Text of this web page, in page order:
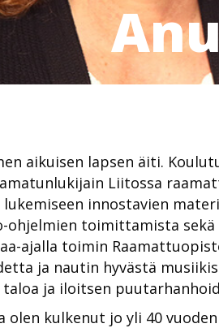
aikuisen lapsen äiti.
Liitossa
lukemiseen innostavien
ohjelmien toimittamista
ajalla toimin
ja nautin hyvästä
ja iloitsen
olen kulkenut jo yli 40